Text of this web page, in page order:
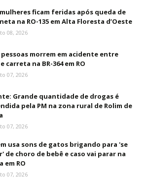
ficam feridas após queda de
na RO-135 em Alta Floresta d’Oeste
08, 2026
pessoas morrem em acidente entre
carreta na BR-364 em RO
07, 2026
Grande quantidade de drogas é
pela PM na zona rural de Rolim de
07, 2026
usa sons de gatos brigando para 'se
de choro de bebê e caso vai parar na
em RO
07, 2026